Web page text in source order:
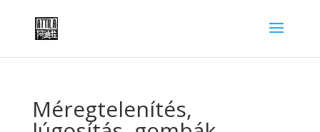
Méregtelenítés,